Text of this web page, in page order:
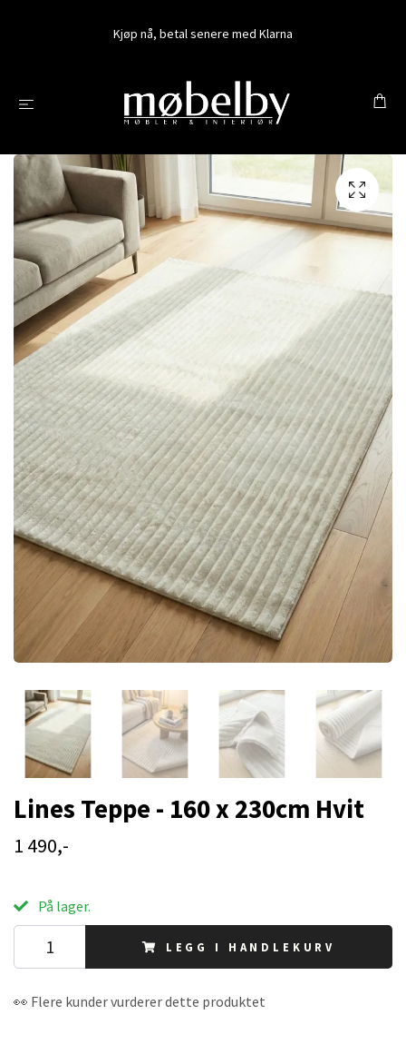
Kjøp nå, betal senere med Klarna
Lines Teppe - 160 x 230cm Hvit
1 490,-
På lager.
LEGG I HANDLEKURV
👀 Flere kunder vurderer dette produktet